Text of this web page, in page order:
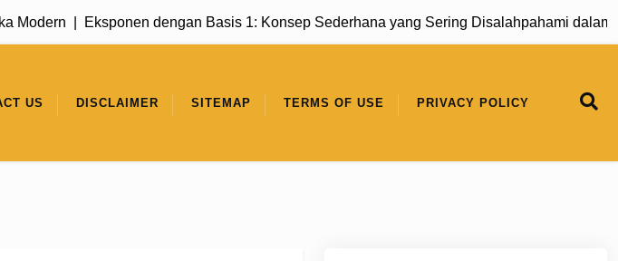
Modern |Eksponen dengan Basis 1: Konsep Sederhana yang Sering Disalahpahami dalam
US DISCLAIMER SITEMAP TERMS OF USE PRIVACY POLICY